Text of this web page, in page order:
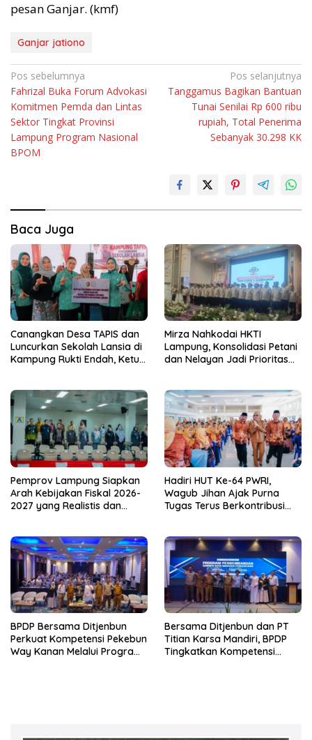
pesan Ganjar. (kmf)
Ganjar jationo
Navigasi
pos
Pos sebelumnya
Fahrizal Buka Forum Advokasi
Komitmen Pemda dan Lintas
Sektor Tingkat Provinsi
Lampung Program Nasional
BPOM
Pos selanjutnya
Tanggamus Bagikan Bantuan
Tunai Senilai Rp 600 ribu
rupiah, Total Penerima
Sebanyak 30.298 KK
Baca Juga
Canangkan Desa TAPIS dan
Luncurkan Sekolah Lansia di
Kampung Rukti Endah, Ketua
dari Desa
Mirza Nahkodai HKTI
Lampung, Konsolidasi Petani
dan Nelayan Jadi Prioritas
Pemprov Lampung Siapkan
Arah Kebijakan Fiskal 2026-
2027 yang Realistis dan
Hadiri HUT Ke-64 PWRI,
Wagub Jihan Ajak Purna
Tugas Terus Berkontribusi
BPDP Bersama Ditjenbun
Perkuat Kompetensi Pekebun
Way Kanan Melalui Program
Bersama Ditjenbun dan PT
Titian Karsa Mandiri, BPDP
Tingkatkan Kompetensi